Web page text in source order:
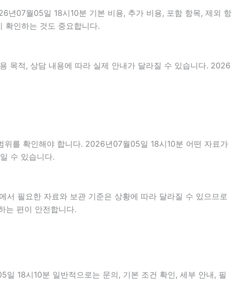
년07월05일 18시10분 기본 비용, 추가 비용, 포함 항목, 제외 항
확인하는 것도 중요합니다.
목적, 상담 내용에 따라 실제 안내가 달라질 수 있습니다. 2026
를 확인해야 합니다. 2026년07월05일 18시10분 어떤 자료가
수 있습니다.
서 필요한 자료와 보관 기준은 상황에 따라 달라질 수 있으므로
는 편이 안전합니다.
18시10분 일반적으로는 문의, 기본 조건 확인, 세부 안내, 필